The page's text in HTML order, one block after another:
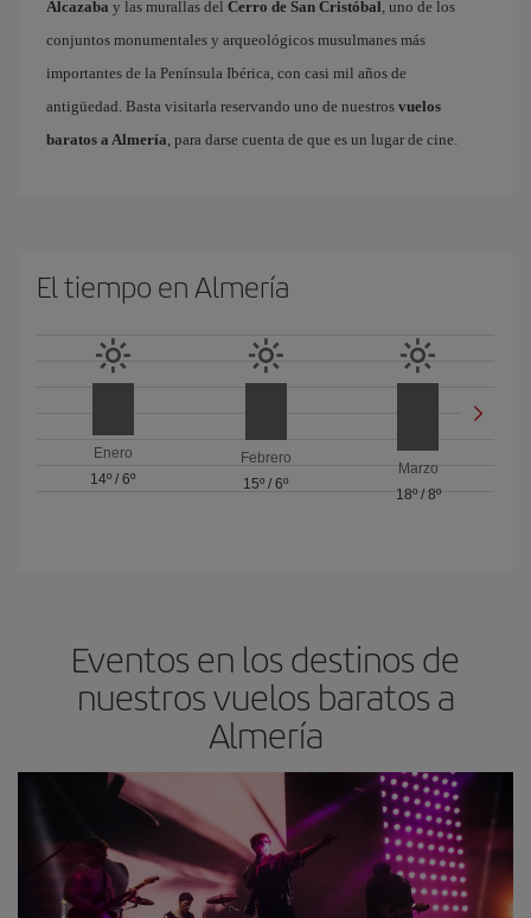
Alcazaba y las murallas del Cerro de San Cristóbal, uno de los
conjuntos monumentales y arqueológicos musulmanes más
importantes de la Península Ibérica, con casi mil años de
antigüedad. Basta visitarla reservando uno de nuestros vuelos
baratos a Almería, para darse cuenta de que es un lugar de cine.
El tiempo en Almería
Enero
14º /6º
Febrero
15º / 6º
Marzo
18º/ 8º
Eventos en los destinos de
nuestros vuelos baratos a
Almería